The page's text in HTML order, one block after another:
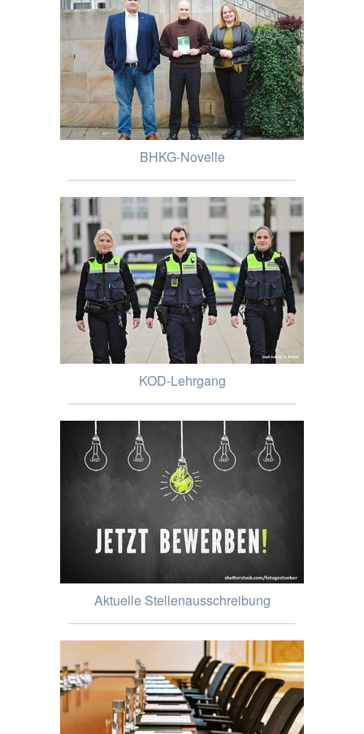
BHKG-Novelle
KOD-Lehrgang
Aktuelle Stellenausschreibung